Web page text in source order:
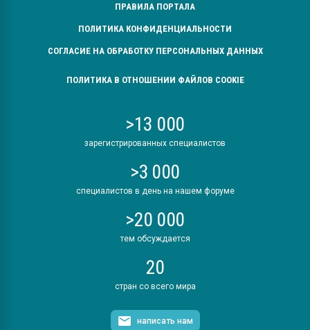
ПРАВИЛА ПОРТАЛА
ПОЛИТИКА КОНФИДЕНЦИАЛЬНОСТИ
СОГЛАСИЕ НА ОБРАБОТКУ ПЕРСОНАЛЬНЫХ ДАННЫХ
ПОЛИТИКА В ОТНОШЕНИИ ФАЙЛОВ COOKIE
>13 000
зарегистрированных специалистов
>3 000
специалистов в день на нашем форуме
>20 000
тем обсуждается
20
стран со всего мира
написать нам